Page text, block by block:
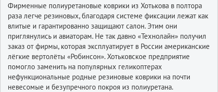
Фирменные полиуретановые коврики из Хотькова в полтора
раза легче резиновых, благодаря системе фиксации лежат как
влитые и гарантированно защищают салон. Этим они
приглянулись и авиаторам. Не так давно «Технолайн» получил
заказ от фирмы, которая эксплуатирует в России американские
лёгкие вертолёты «Робинсон». Хотьковское предприятие
помогло заменить на популярных геликоптерах
нефункциональные родные резиновые коврики на почти
невесомые и безупречного покроя из полиуретана.